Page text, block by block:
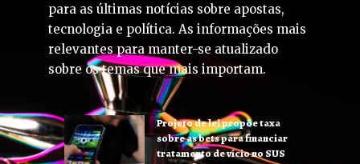
para as últimas notícias sobre apostas,
tecnologia e política. As informações mais
relevantes para manter-se atualizado
sobre os temas que mais importam.
Projeto de lei propõe taxa
sobre as bets para financiar
tratamento de vício no SUS